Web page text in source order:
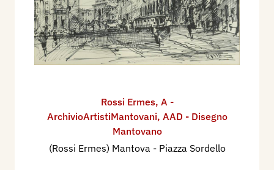
Rossi Ermes, A -
ArchivioArtistiMantovani, AAD - Disegno
Mantovano
(Rossi Ermes) Mantova - Piazza Sordello